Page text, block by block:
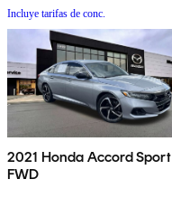
Incluye tarifas de conc.
2021 Honda Accord Sport
FWD